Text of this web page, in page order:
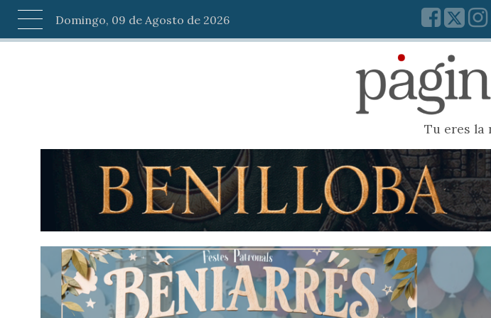
Domingo, 09 de Agosto de 2026
Tu eres la